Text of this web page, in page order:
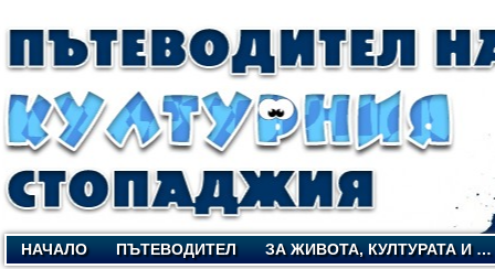
НАЧАЛО ПЪТЕВОДИТЕЛ ЗА ЖИВОТА, КУЛТУРАТА И …